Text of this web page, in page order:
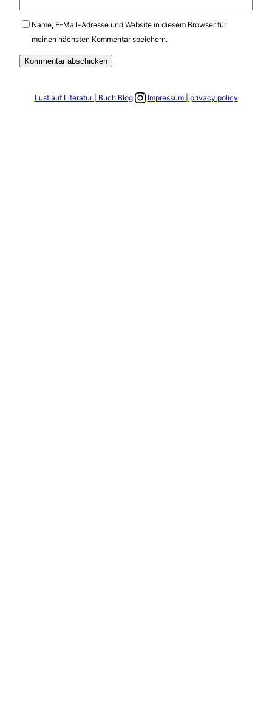
Name, E-Mail-Adresse und Website in diesem Browser für
meinen nächsten Kommentar speichern.
Lust auf Literatur | Buch BlogLink zum Instagram Account
Impressum | privacy policy